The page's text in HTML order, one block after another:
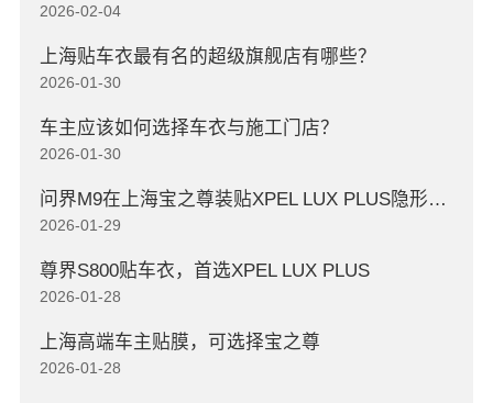
2026-02-04
上海贴车衣最有名的超级旗舰店有哪些？
2026-01-30
车主应该如何选择车衣与施工门店？
2026-01-30
问界M9在上海宝之尊装贴XPEL LUX PLUS隐形车衣
2026-01-29
尊界S800贴车衣，首选XPEL LUX PLUS
2026-01-28
上海高端车主贴膜，可选择宝之尊
2026-01-28